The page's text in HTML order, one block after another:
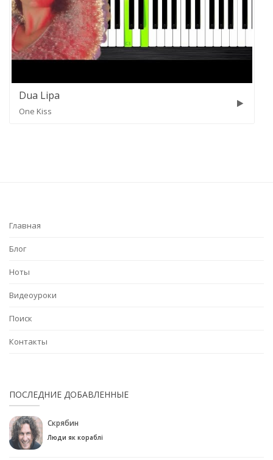
Dua Lipa
One Kiss
Главная
Блог
Ноты
Видеоуроки
Поиск
Контакты
ПОСЛЕДНИЕ ДОБАВЛЕННЫЕ
Скрябин
Люди як кораблі